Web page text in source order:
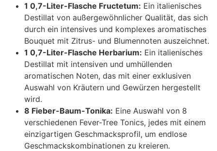
1 0,7-Liter-Flasche Fructetum: Ein italienisches
Destillat von außergewöhnlicher Qualität, das sich
durch ein intensives und komplexes aromatisches
Bouquet mit Zitrus- und Blumennoten auszeichnet.
1 0,7-Liter-Flasche Herbarium: Ein italienisches
Destillat mit intensiven und umhüllenden
aromatischen Noten, das mit einer exklusiven
Auswahl von Kräutern und Gewürzen hergestellt
wird.
8 Fieber-Baum-Tonika: Eine Auswahl von 8
verschiedenen Fever-Tree Tonics, jedes mit einem
einzigartigen Geschmacksprofil, um endlose
Geschmackskombinationen zu kreieren.